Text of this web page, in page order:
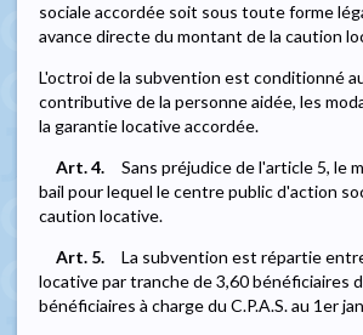
sociale accordée soit sous toute forme
avance directe du montant de la caution
L'octroi de la subvention est conditionné
contributive de la personne aidée, les
la garantie locative accordée.
Art. 4.
Sans préjudice de l'article 5, le
bail pour lequel le centre public d'action
caution locative.
Art. 5.
La subvention est répartie
locative par tranche de 3,60 bénéficiaires
bénéficiaires à charge du C.P.A.S. au 1er